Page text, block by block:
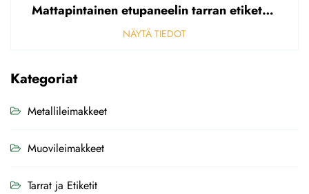
Mattapintainen etupaneelin tarran etiketti, reikäinen sumea, 0,25 mm paksuinen polycarbonaatti-/PVC-tarran etiketti
NÄYTÄ TIEDOT
Kategoriat
Metallileimakkeet
Muovileimakkeet
Tarrat ja Etiketit